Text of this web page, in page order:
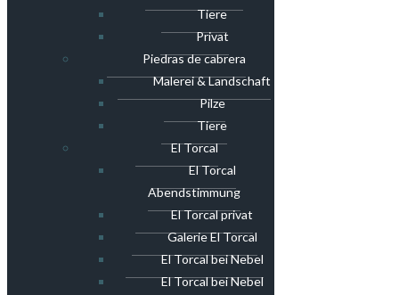
Tiere
Privat
Piedras de cabrera
Malerei & Landschaft
Pilze
Tiere
El Torcal
El Torcal
Abendstimmung
El Torcal privat
Galerie El Torcal
El Torcal bei Nebel
El Torcal bei Nebel